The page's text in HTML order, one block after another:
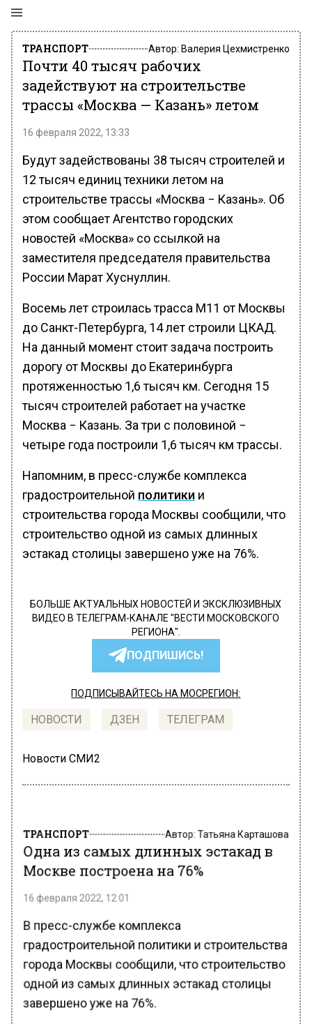
ТРАНСПОРТ Автор: Валерия Цехмистренко
Почти 40 тысяч рабочих
задействуют на строительстве
трассы «Москва — Казань» летом
16 февраля 2022, 13:33
Будут задействованы 38 тысяч строителей и
12 тысяч единиц техники летом на
строительстве трассы «Москва − Казань». Об
этом сообщает Агентство городских
новостей «Москва» со ссылкой на
заместителя председателя правительства
России Марат Хуснуллин.
Восемь лет строилась трасса М11 от Москвы
до Санкт-Петербурга, 14 лет строили ЦКАД.
На данный момент стоит задача построить
дорогу от Москвы до Екатеринбурга
протяженностью 1,6 тысяч км. Сегодня 15
тысяч строителей работает на участке
Москва − Казань. За три с половиной −
четыре года построили 1,6 тысяч км трассы.
Напомним, в пресс-службе комплекса
градостроительной политики и
строительства города Москвы сообщили, что
строительство одной из самых длинных
эстакад столицы завершено уже на 76%.
БОЛЬШЕ АКТУАЛЬНЫХ НОВОСТЕЙ И ЭКСКЛЮЗИВНЫХ
ВИДЕО В ТЕЛЕГРАМ-КАНАЛЕ "ВЕСТИ МОСКОВСКОГО
РЕГИОНА".
ПОДПИШИСЬ!
ПОДПИСЫВАЙТЕСЬ НА МОСРЕГИОН:
НОВОСТИ ДЗЕН ТЕЛЕГРАМ
Новости СМИ2
ТРАНСПОРТ Автор:Татьяна Карташова
Одна из самых длинных эстакад в
Москве построена на 76%
16 февраля 2022, 12:01
В пресс-службе комплекса
градостроительной политики и строительства
города Москвы сообщили, что строительство
одной из самых длинных эстакад столицы
завершено уже на 76%.